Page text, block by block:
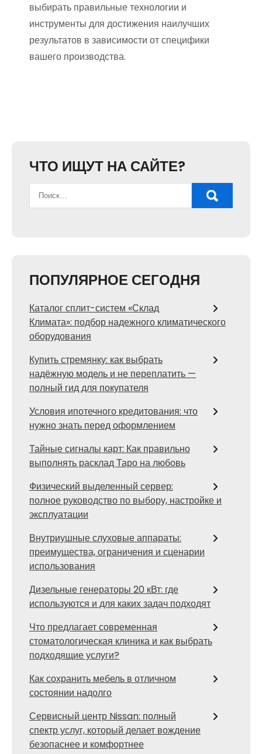
выбирать правильные технологии и
инструменты для достижения наилучших
результатов в зависимости от специфики
вашего производства.
ЧТО ИЩУТ НА САЙТЕ?
ПОПУЛЯРНОЕ СЕГОДНЯ
Каталог сплит-систем «Склад
Климата»: подбор надежного климатического
оборудования
Купить стремянку: как выбрать
надёжную модель и не переплатить —
полный гид для покупателя
Условия ипотечного кредитования: что
нужно знать перед оформлением
Тайные сигналы карт: Как правильно
выполнять расклад Таро на любовь
Физический выделенный сервер:
полное руководство по выбору, настройке и
эксплуатации
Внутриушные слуховые аппараты:
преимущества, ограничения и сценарии
использования
Дизельные генераторы 20 кВт: где
используются и для каких задач подходят
Что предлагает современная
стоматологическая клиника и как выбрать
подходящие услуги?
Как сохранить мебель в отличном
состоянии надолго
Сервисный центр Nissan: полный
спектр услуг, который делает вождение
безопаснее и комфортнее